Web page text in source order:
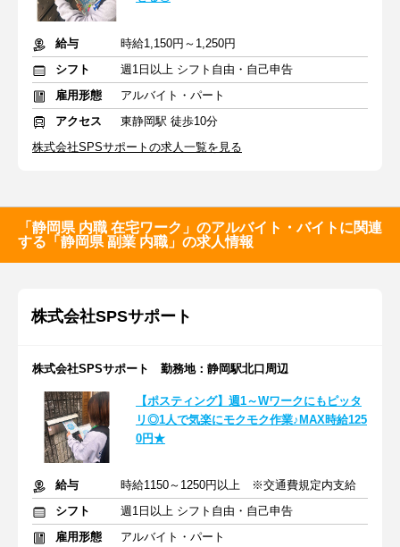
給与
時給1,150円～1,250円
シフト
週1日以上 シフト自由・自己申告
雇用形態
アルバイト・パート
アクセス
東静岡駅 徒歩10分
株式会社SPSサポートの求人一覧を見る
「静岡県 内職 在宅ワーク」のアルバイト・バイトに関連
する「静岡県 副業 内職」の求人情報
株式会社SPSサポート
株式会社SPSサポート 勤務地：静岡駅北口周辺
【ポスティング】週1～Wワークにもピッタ
リ◎1人で気楽にモクモク作業♪MAX時給125
0円★
給与
時給1150～1250円以上 ※交通費規定内支給
シフト
週1日以上 シフト自由・自己申告
雇用形態
アルバイト・パート